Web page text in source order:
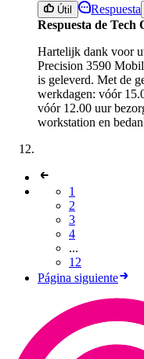
Útil Respuesta
Respuesta de Tech
Hartelijk dank voor
Precision 3590
is geleverd. Met de
werkdagen: vóór
vóór 12.00 uur
workstation en
1
2
3
4
...
12
Página siguiente